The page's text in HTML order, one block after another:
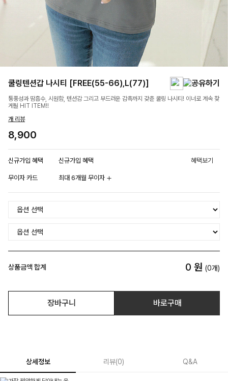
쿨링텐션갑 나시티 [FREE(55-66),L(77)]
통풍성과 땀흡수, 시원함, 텐션감 그리고 부드러운 감촉까지 갖춘 쿨링 나시티! 이너로 계속 찾
게될 HIT ITEM!!
개 리뷰
8,900
신규가입 혜택 신규가입 혜택 혜택보기
무이자 카드 최대 6개월 무이자
상품금액 합계 0 원 (0개)
장바구니 바로구매
상세정보 리뷰(0) Q&A